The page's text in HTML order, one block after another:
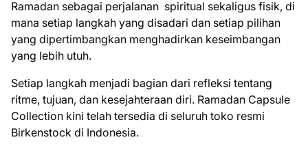
Ramadan sebagai perjalanan spiritual sekaligus fisik, di
mana setiap langkah yang disadari dan setiap pilihan
yang dipertimbangkan menghadirkan keseimbangan
yang lebih utuh.
Setiap langkah menjadi bagian dari refleksi tentang
ritme, tujuan, dan kesejahteraan diri. Ramadan Capsule
Collection kini telah tersedia di seluruh toko resmi
Birkenstock di Indonesia.